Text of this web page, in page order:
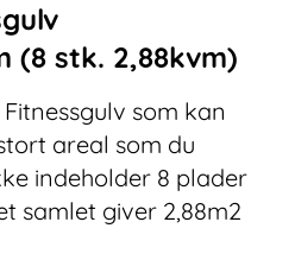
(8 stk. 2,88kvm)
som kan
areal som du
indeholder 8 plader
samlet giver 2,88m2